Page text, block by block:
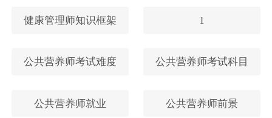
健康管理师知识框架 1
公共营养师考试难度 公共营养师考试科目
公共营养师就业 公共营养师前景